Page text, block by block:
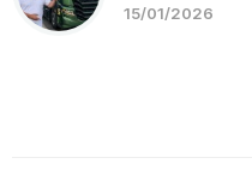
15/01/2026